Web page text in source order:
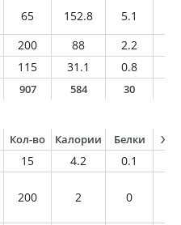
65 152.8 5.1
200 88 2.2
115 31.1 0.8
907 584 30
Кол-во Калории Белки
15 4.2 0.1
200 2 0